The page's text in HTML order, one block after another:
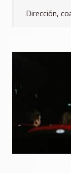
Dirección,